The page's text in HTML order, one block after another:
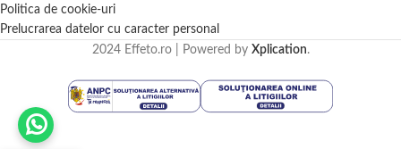
Politica de cookie-uri
Prelucrarea datelor cu caracter personal
2024 Effeto.ro | Powered by Xplication.